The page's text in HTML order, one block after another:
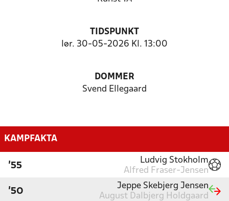
TIDSPUNKT
lør. 30-05-2026 Kl. 13:00
DOMMER
Svend Ellegaard
KAMPFAKTA
'55
Ludvig Stokholm
Alfred Fraser-Jensen
'50
Jeppe Skebjerg Jensen
August Dalbjerg Holdgaard